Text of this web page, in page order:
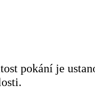
pokání je